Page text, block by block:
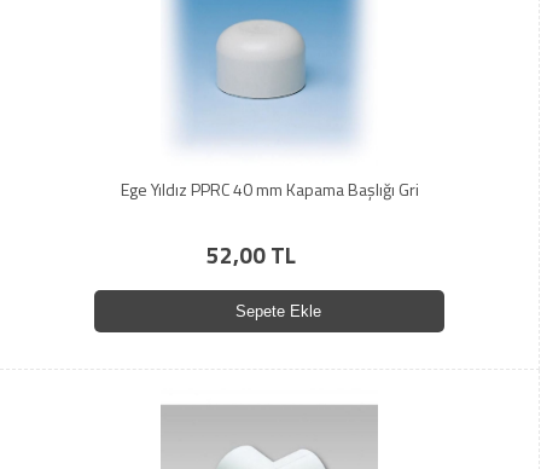
Ege Yıldız PPRC 40 mm Kapama Başlığı Gri
52,00 TL
Sepete Ekle